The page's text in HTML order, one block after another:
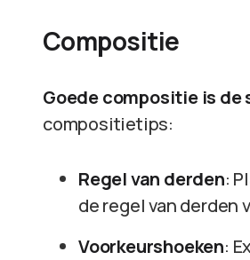
Compositie
Goede compositie is de
compositietips:
Regel van derden:
de regel van derden
Voorkeurshoeken: